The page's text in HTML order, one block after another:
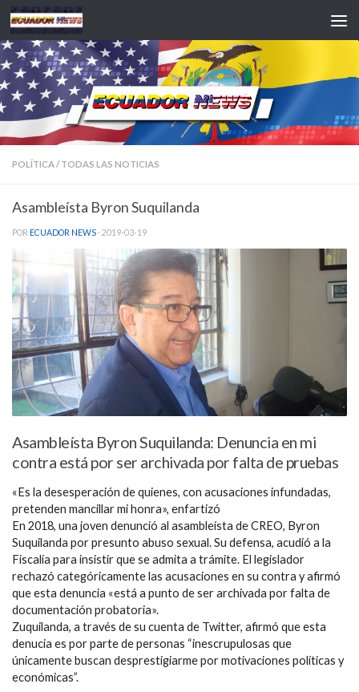
Saltar al contenido
POLÍTICA/ TODAS LAS NOTICIAS
Asambleísta Byron Suquilanda
POR ECUADOR NEWS · 2019-03-19
Asambleísta Byron Suquilanda: Denuncia en mi
contra está por ser archivada por falta de pruebas
«Es la desesperación de quienes, con acusaciones infundadas,
pretenden mancillar mi honra», enfartizó
En 2018, una joven denunció al asambleísta de CREO, Byron
Suquilanda por presunto abuso sexual. Su defensa, acudió a la
Fiscalía para insistir que se admita a trámite. El legislador
rechazó categóricamente las acusaciones en su contra y afirmó
que esta denuncia «está a punto de ser archivada por falta de
documentación probatoria».
Zuquilanda, a través de su cuenta de Twitter, afirmó que esta
denucia es por parte de personas “inescrupulosas que
únicamente buscan desprestigiarme por motivaciones políticas y
económicas”.